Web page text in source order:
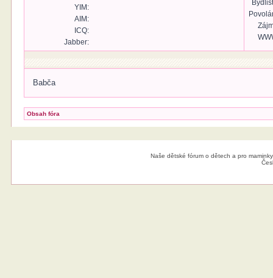
YIM:
AIM:
ICQ:
Jabber:
Babča
Obsah fóra
Naše dětské fórum o dětech a pro